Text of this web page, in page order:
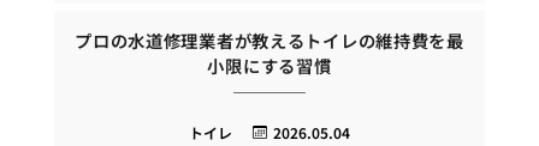
プロの水道修理業者が教えるトイレの維持費を最
小限にする習慣
2026.05.04
トイレ